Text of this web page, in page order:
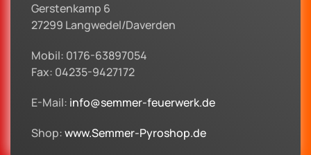
Gerstenkamp 6
27299 Langwedel/Daverden
Mobil: 0176-63897054
Fax: 04235-9427172
E-Mail: info@semmer-feuerwerk.de
Shop:www.Semmer-Pyroshop.de